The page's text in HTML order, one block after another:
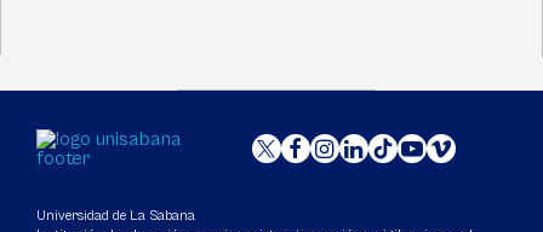
Universidad de La Sabana